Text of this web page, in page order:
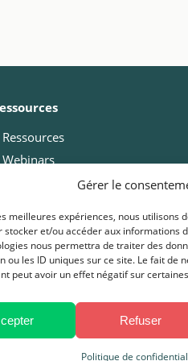
Gérer le
meilleures expériences, nous utilisons
stocker et/ou accéder aux informations
nous permettra de traiter des
ou les ID uniques sur ce site. Le fait de
peut avoir un effet négatif sur
Refuser
Politique de
Ressources
Webinars
Livres blancs & Guides
Boîtes à outils
Presse